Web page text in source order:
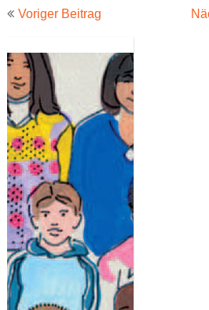
Beitrags-
Voriger Beitrag